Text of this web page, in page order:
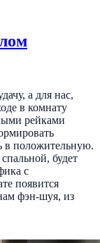
а для нас,
в комнату
рейками
в положительную.
будет
с
появится
фэн-шуя, из